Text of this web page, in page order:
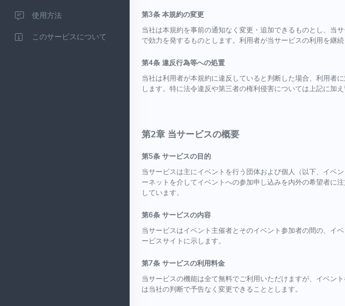
使用方法
このサービスについて
第3条 本規約の変更
当社は本規約を事前の通知なく変更・追加できるものとし、当
で効力を発するものとします。利用者が当サービスの利用を継
第4条 違反行為等への処置
当社は利用者が本規約に違反していると判断した場合、利用者
します。特に法令違反や第三者の権利侵害については上記に加
第2章 当サービスの概要
第5条 サービスの目的
当サービスは主にイベントを行う団体および個人（以下、イベ
ーネットを介してイベントへの参加申し込みを内外の希望者に
しています。
第6条 サービスの内容
当サービスはイベント主催者とそのイベント参加者の間の、イ
ービスサイトに示します。
第7条 サービスの利用料金
当サービスの機能は全て無料でご利用いただけますが、イベン
は当社の判断で予告なく変更できることとします。